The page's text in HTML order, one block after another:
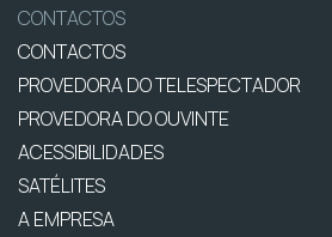
CONTACTOS
CONTACTOS
PROVEDORA DO TELESPECTADOR
PROVEDORA DO OUVINTE
ACESSIBILIDADES
SATÉLITES
A EMPRESA